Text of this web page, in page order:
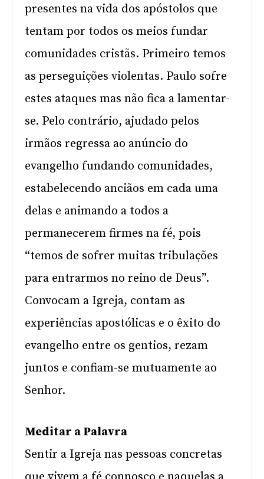
presentes na vida dos apóstolos que
tentam por todos os meios fundar
comunidades cristãs. Primeiro temos
as perseguições violentas. Paulo sofre
estes ataques mas não fica a lamentar-
se. Pelo contrário, ajudado pelos
irmãos regressa ao anúncio do
evangelho fundando comunidades,
estabelecendo anciãos em cada uma
delas e animando a todos a
permanecerem firmes na fé, pois
“temos de sofrer muitas tribulações
para entrarmos no reino de Deus”.
Convocam a Igreja, contam as
experiências apostólicas e o êxito do
evangelho entre os gentios, rezam
juntos e confiam-se mutuamente ao
Senhor.
Meditar a Palavra
Sentir a Igreja nas pessoas concretas